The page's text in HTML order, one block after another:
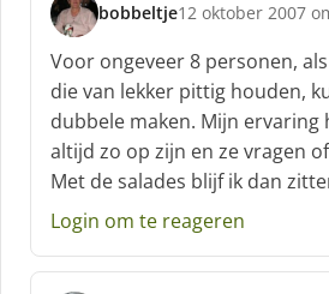
bobbeltje
s
c
h
r
e
e
f
12 oktober 2007
Voor ongeveer 8 personen,
die van lekker pittig houden,
dubbele maken. Mijn ervaring
altijd zo op zijn en ze vragen
Met de salades blijf ik dan
Login om te reageren